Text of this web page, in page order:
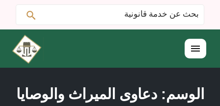
البحث
عن:
القائمة
الوسم:دعاوى الميراث والوصايا